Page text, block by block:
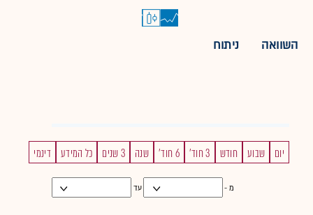
השוואה ניתוח
יום שבוע חודש 3 חוד' 6 חוד' שנה 3 שנים כל המידע דינמי
מ - עד